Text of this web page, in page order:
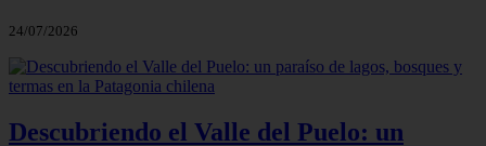
24/07/2026
Descubriendo el Valle del Puelo: un